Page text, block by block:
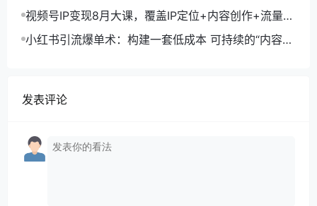
现，单部剧收益破万
视频号IP变现8月大课，覆盖IP定位+内容创作+流量获
取+合规运营+商业转化
小红书引流爆单术：构建一套低成本 可持续的“内容-
发表评论